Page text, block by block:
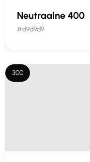
Neutraalne 400
#d9d9d9
300